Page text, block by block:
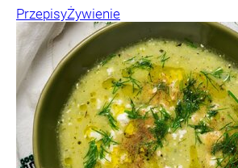
PrzepisyŻywienie